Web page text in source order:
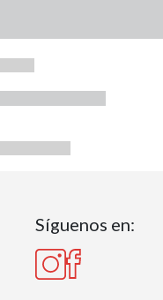
Síguenos en: